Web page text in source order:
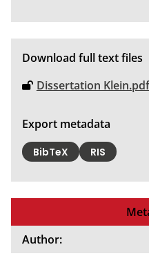
Download full text files
Dissertation Klein.pdf
Export metadata
BibTeX RIS
Author: